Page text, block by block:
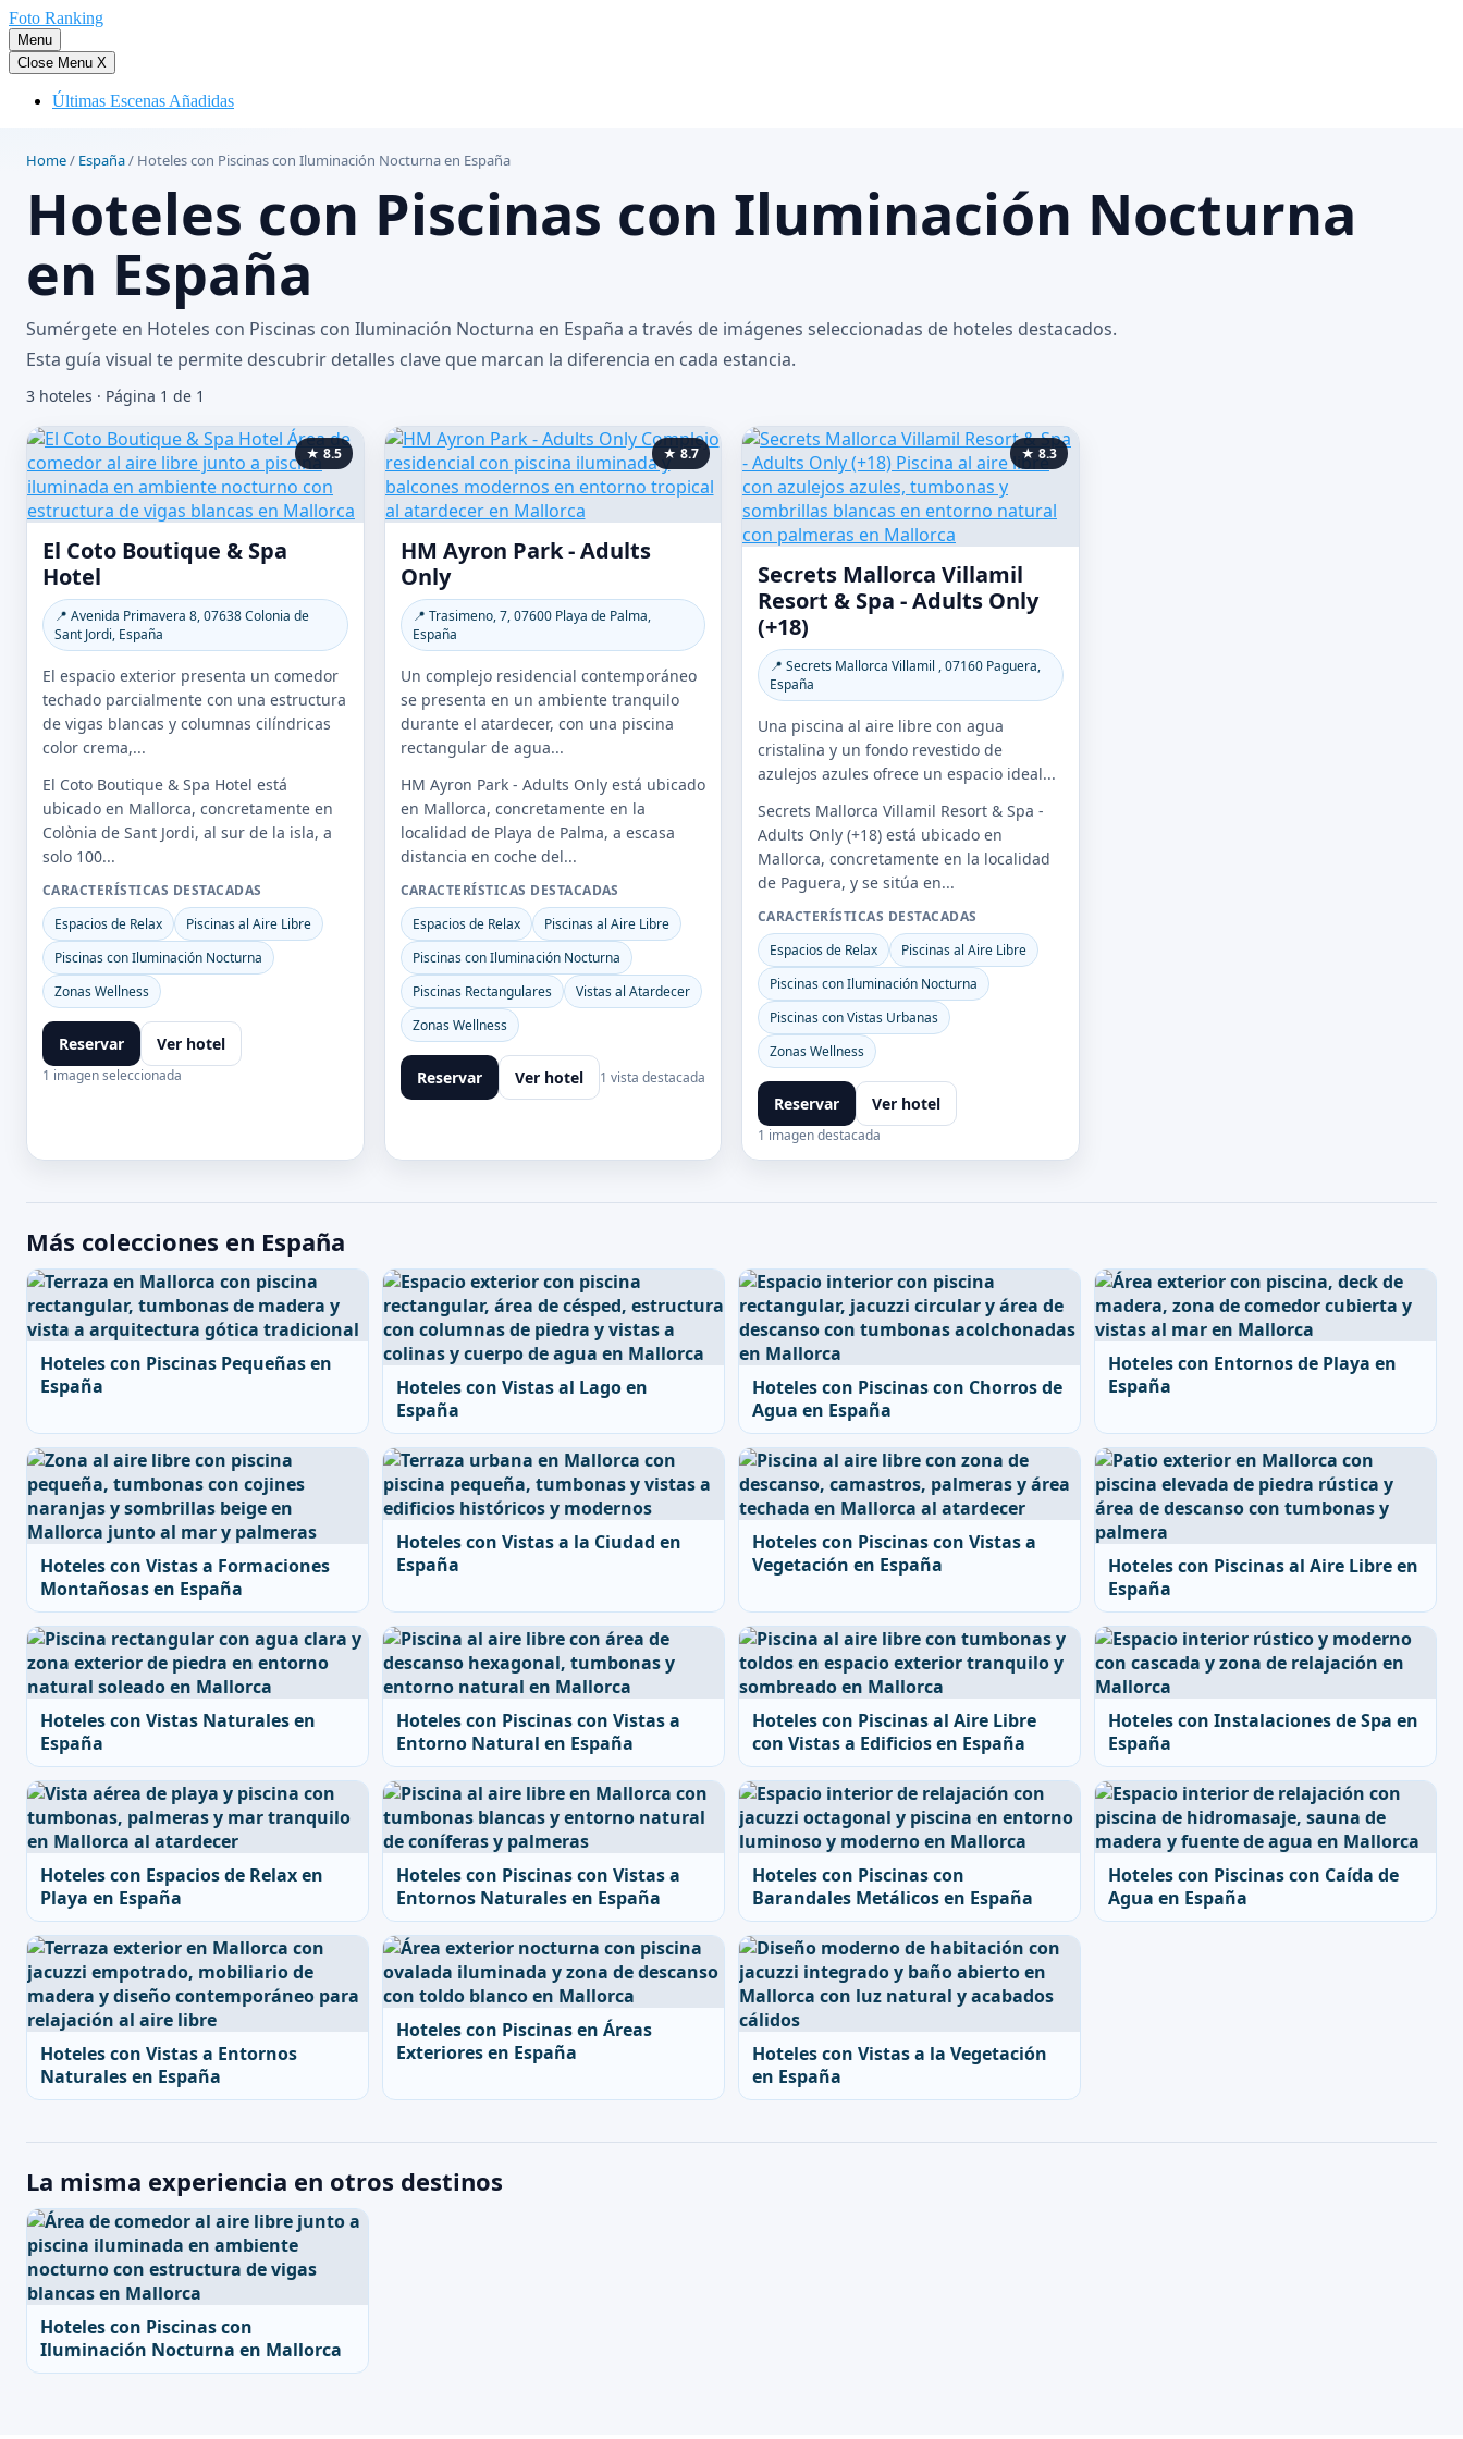
Saltar
al
contenido
Foto Ranking
Menu
Close Menu X
Últimas Escenas Añadidas
Home/ España/ Hoteles con Piscinas con Iluminación Nocturna en España
Hoteles con Piscinas con Iluminación Nocturna
en España
Sumérgete en Hoteles con Piscinas con Iluminación Nocturna en España a través de imágenes seleccionadas de hoteles destacados.
Esta guía visual te permite descubrir detalles clave que marcan la diferencia en cada estancia.
3 hoteles · Página 1 de 1
★ 8.5
El Coto Boutique & Spa
Hotel
📍 Avenida Primavera 8, 07638 Colonia de
Sant Jordi, España
El espacio exterior presenta un comedor
techado parcialmente con una estructura
de vigas blancas y columnas cilíndricas
color crema,...
El Coto Boutique & Spa Hotel está
ubicado en Mallorca, concretamente en
Colònia de Sant Jordi, al sur de la isla, a
solo 100...
CARACTERÍSTICAS DESTACADAS
Espacios de Relax
Piscinas al Aire Libre
Piscinas con Iluminación Nocturna
Zonas Wellness
Reservar Ver hotel
1 imagen seleccionada
★ 8.7
HM Ayron Park - Adults
Only
📍 Trasimeno, 7, 07600 Playa de Palma,
España
Un complejo residencial contemporáneo
se presenta en un ambiente tranquilo
durante el atardecer, con una piscina
rectangular de agua...
HM Ayron Park - Adults Only está ubicado
en Mallorca, concretamente en la
localidad de Playa de Palma, a escasa
distancia en coche del...
CARACTERÍSTICAS DESTACADAS
Espacios de Relax
Piscinas al Aire Libre
Piscinas con Iluminación Nocturna
Piscinas Rectangulares
Vistas al Atardecer
Zonas Wellness
Reservar Ver hotel 1 vista destacada
★ 8.3
Secrets Mallorca Villamil
Resort & Spa - Adults Only
(+18)
📍 Secrets Mallorca Villamil , 07160 Paguera,
España
Una piscina al aire libre con agua
cristalina y un fondo revestido de
azulejos azules ofrece un espacio ideal...
Secrets Mallorca Villamil Resort & Spa -
Adults Only (+18) está ubicado en
Mallorca, concretamente en la localidad
de Paguera, y se sitúa en...
CARACTERÍSTICAS DESTACADAS
Espacios de Relax
Piscinas al Aire Libre
Piscinas con Iluminación Nocturna
Piscinas con Vistas Urbanas
Zonas Wellness
Reservar Ver hotel
1 imagen destacada
Más colecciones en España
Hoteles con Piscinas Pequeñas en
España
Hoteles con Vistas al Lago en
España
Hoteles con Piscinas con Chorros de
Agua en España
Hoteles con Entornos de Playa en
España
Hoteles con Vistas a Formaciones
Montañosas en España
Hoteles con Vistas a la Ciudad en
España
Hoteles con Piscinas con Vistas a
Vegetación en España
Hoteles con Piscinas al Aire Libre en
España
Hoteles con Vistas Naturales en
España
Hoteles con Piscinas con Vistas a
Entorno Natural en España
Hoteles con Piscinas al Aire Libre
con Vistas a Edificios en España
Hoteles con Instalaciones de Spa en
España
Hoteles con Espacios de Relax en
Playa en España
Hoteles con Piscinas con Vistas a
Entornos Naturales en España
Hoteles con Piscinas con
Barandales Metálicos en España
Hoteles con Piscinas con Caída de
Agua en España
Hoteles con Vistas a Entornos
Naturales en España
Hoteles con Piscinas en Áreas
Exteriores en España
Hoteles con Vistas a la Vegetación
en España
La misma experiencia en otros destinos
Hoteles con Piscinas con
Iluminación Nocturna en Mallorca